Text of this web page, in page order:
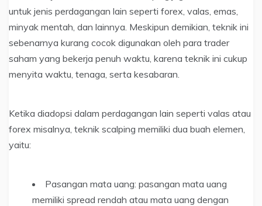
untuk jenis perdagangan lain seperti forex, valas, emas,
minyak mentah, dan lainnya. Meskipun demikian, teknik ini
sebenarnya kurang cocok digunakan oleh para trader
saham yang bekerja penuh waktu, karena teknik ini cukup
menyita waktu, tenaga, serta kesabaran.
Ketika diadopsi dalam perdagangan lain seperti valas atau
forex misalnya, teknik scalping memiliki dua buah elemen,
yaitu:
Pasangan mata uang: pasangan mata uang
memiliki spread rendah atau mata uang dengan